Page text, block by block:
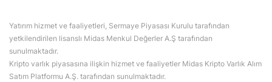
Yatırım hizmet ve faaliyetleri, Sermaye Piyasası Kurulu tarafından
yetkilendirilen lisanslı Midas Menkul Değerler A.Ş tarafından
sunulmaktadır.
Kripto varlık piyasasına ilişkin hizmet ve faaliyetler Midas Kripto Varlık Alım
Satım Platformu A.Ş. tarafından sunulmaktadır.